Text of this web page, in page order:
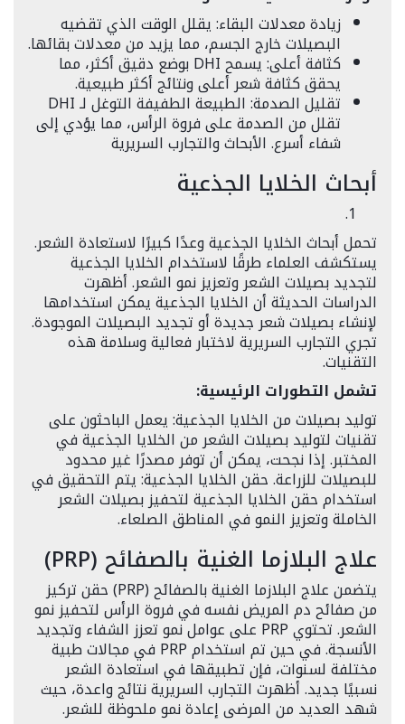
زيادة معدلات البقاء: يقلل الوقت الذي تقضيه
البصيلات خارج الجسم، مما يزيد من معدلات بقائها.
كثافة أعلى: يسمح DHI بوضع دقيق أكثر، مما
يحقق كثافة شعر أعلى ونتائج أكثر طبيعية.
تقليل الصدمة: الطبيعة الطفيفة التوغل لـ DHI
تقلل من الصدمة على فروة الرأس، مما يؤدي إلى
شفاء أسرع. الأبحاث والتجارب السريرية
أبحاث الخلايا الجذعية
تحمل أبحاث الخلايا الجذعية وعدًا كبيرًا لاستعادة الشعر.
يستكشف العلماء طرقًا لاستخدام الخلايا الجذعية
لتجديد بصيلات الشعر وتعزيز نمو الشعر. أظهرت
الدراسات الحديثة أن الخلايا الجذعية يمكن استخدامها
لإنشاء بصيلات شعر جديدة أو تجديد البصيلات الموجودة.
تجري التجارب السريرية لاختبار فعالية وسلامة هذه
التقنيات.
تشمل التطورات الرئيسية:
توليد بصيلات من الخلايا الجذعية: يعمل الباحثون على
تقنيات لتوليد بصيلات الشعر من الخلايا الجذعية في
المختبر. إذا نجحت، يمكن أن توفر مصدرًا غير محدود
للبصيلات للزراعة. حقن الخلايا الجذعية: يتم التحقيق في
استخدام حقن الخلايا الجذعية لتحفيز بصيلات الشعر
الخاملة وتعزيز النمو في المناطق الصلعاء.
علاج البلازما الغنية بالصفائح (PRP)
يتضمن علاج البلازما الغنية بالصفائح (PRP) حقن تركيز
من صفائح دم المريض نفسه في فروة الرأس لتحفيز نمو
الشعر. تحتوي PRP على عوامل نمو تعزز الشفاء وتجديد
الأنسجة. في حين تم استخدام PRP في مجالات طبية
مختلفة لسنوات، فإن تطبيقها في استعادة الشعر
نسبيًا جديد. أظهرت التجارب السريرية نتائج واعدة، حيث
شهد العديد من المرضى إعادة نمو ملحوظة للشعر.